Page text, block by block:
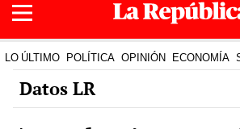
LO ÚLTIMO POLÍTICA OPINIÓN ECONOMÍA
Datos LR